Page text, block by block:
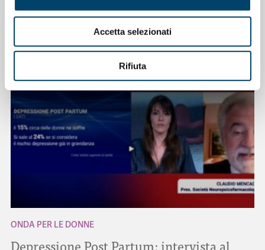
Accetta selezionati
Rifiuta
NOTIZIE CORRELATE
ONDA PER LE DONNE
Depressione Post Partum: intervista al